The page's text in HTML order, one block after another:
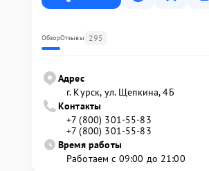
ОбзорОтзывы 295
Адрес
г. Курск, ул. Щепкина, 4Б
Контакты
+7 (800) 301-55-83
+7 (800) 301-55-83
Время работы
Работаем с 09:00 до 21:00